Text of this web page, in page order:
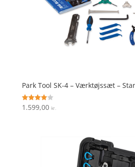
Park Tool SK-4 – Værktøjssæt –
Vurderet
4
1.599,00 kr.